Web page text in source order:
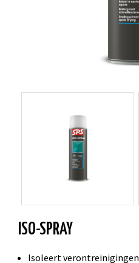
ISO-SPRAY
Isoleert verontreinigingen